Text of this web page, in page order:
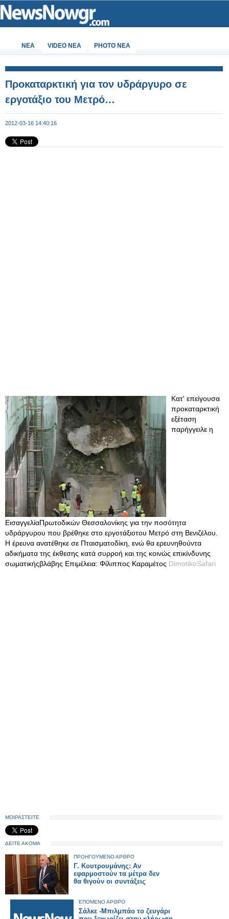
ΝΕΑ VIDEO NEA PHOTO NEA
Προκαταρκτική για τον υδράργυρο σε
εργοτάξιο του Μετρό…
2012-03-16 14:40:16
Κατ' επείγουσα
προκαταρκτική
εξέταση
παρήγγειλε η
ΕισαγγελίαΠρωτοδικών Θεσσαλονίκης για την ποσότητα
υδράργυρου που βρέθηκε στο εργοτάξιοτου Μετρό στη Βενιζέλου.
Η έρευνα ανατέθηκε σε Πταισματοδίκη, ενώ θα ερευνηθούντα
αδικήματα της έκθεσης κατά συρροή και της κοινώς επικίνδυνης
σωματικήςβλάβης Επιμέλεια: Φίλιππος Καραμέτος DimotikoSafari
ΜΟΙΡΑΣΤΕΙΤΕ
ΔΕΙΤΕ ΑΚΟΜΑ
ΠΡΟΗΓΟΥΜΕΝΟ ΑΡΘΡΟ
Γ. Κουτρουμάνης: Αν
εφαρμοστούν τα μέτρα δεν
θα θιγούν οι συντάξεις
ΕΠΟΜΕΝΟ ΑΡΘΡΟ
Σάλκε -Μπιλμπάο το ζευγάρι